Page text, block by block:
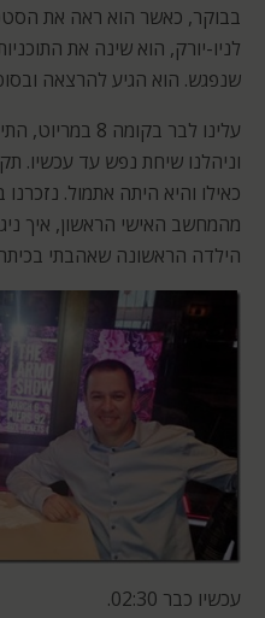
בבוקר, כאשר הוא ראה את
לניו-יורק, הוא שינה את
שנפגש. הוא הגיע להרצאה
וניהלנו שיחת נפש עד עכשיו.
כאילו והיא היתה אתמול.
מהמחשב האישי הראשון, איך
הילדה הראשונה שאהבתי
עכשיו כבר 02:30.